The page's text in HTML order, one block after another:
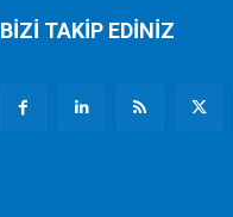
BİZİ TAKİP EDİNİZ